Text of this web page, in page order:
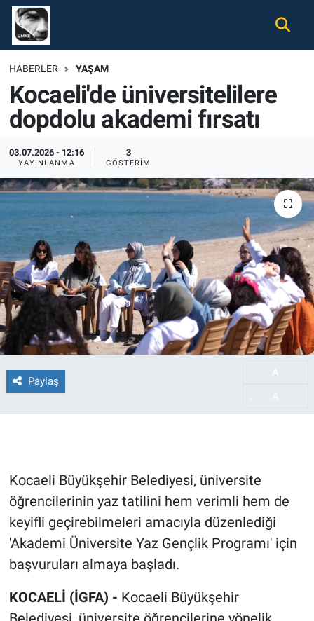
HABERLER YAŞAM
Kocaeli'de üniversitelilere
dopdolu akademi fırsatı
03.07.2026 - 12:16
YAYINLANMA
3
GÖSTERIM
Paylaş
Kocaeli Büyükşehir Belediyesi, üniversite
öğrencilerinin yaz tatilini hem verimli hem de
keyifli geçirebilmeleri amacıyla düzenlediği
'Akademi Üniversite Yaz Gençlik Programı' için
başvuruları almaya başladı.
KOCAELİ (İGFA) - Kocaeli Büyükşehir
Gündem
Ekonomi
Spor
Magazin
Tüm Haberler
İletişim
Künye
Nöbetçi Eczaneler
Hava Durumu
Namaz Vakitleri
Trafik Durumu
Süper Lig Puan Durumu ve Fikstür
Tüm Manşetler
Son Dakika Haberleri
Haber Arşivi